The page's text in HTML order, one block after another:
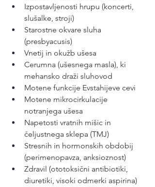
Izpostavljenosti hrupu (koncerti,
slušalke, stroji)
Starostne okvare sluha
(presbyacusis)
Vnetij in okužb ušesa
Cerumna (ušesnega masla), ki
mehansko draži sluhovod
Motene funkcije Evstahijeve cevi
Motene mikrocirkulacije
notranjega ušesa
Napetosti vratnih mišic in
čeljustnega sklepa (TMJ)
Stresnih in hormonskih obdobij
(perimenopavza, anksioznost)
Zdravil (ototoksični antibiotiki,
diuretiki, visoki odmerki aspirina)